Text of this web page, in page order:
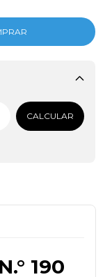
Alterar CEP
CALCULAR
190